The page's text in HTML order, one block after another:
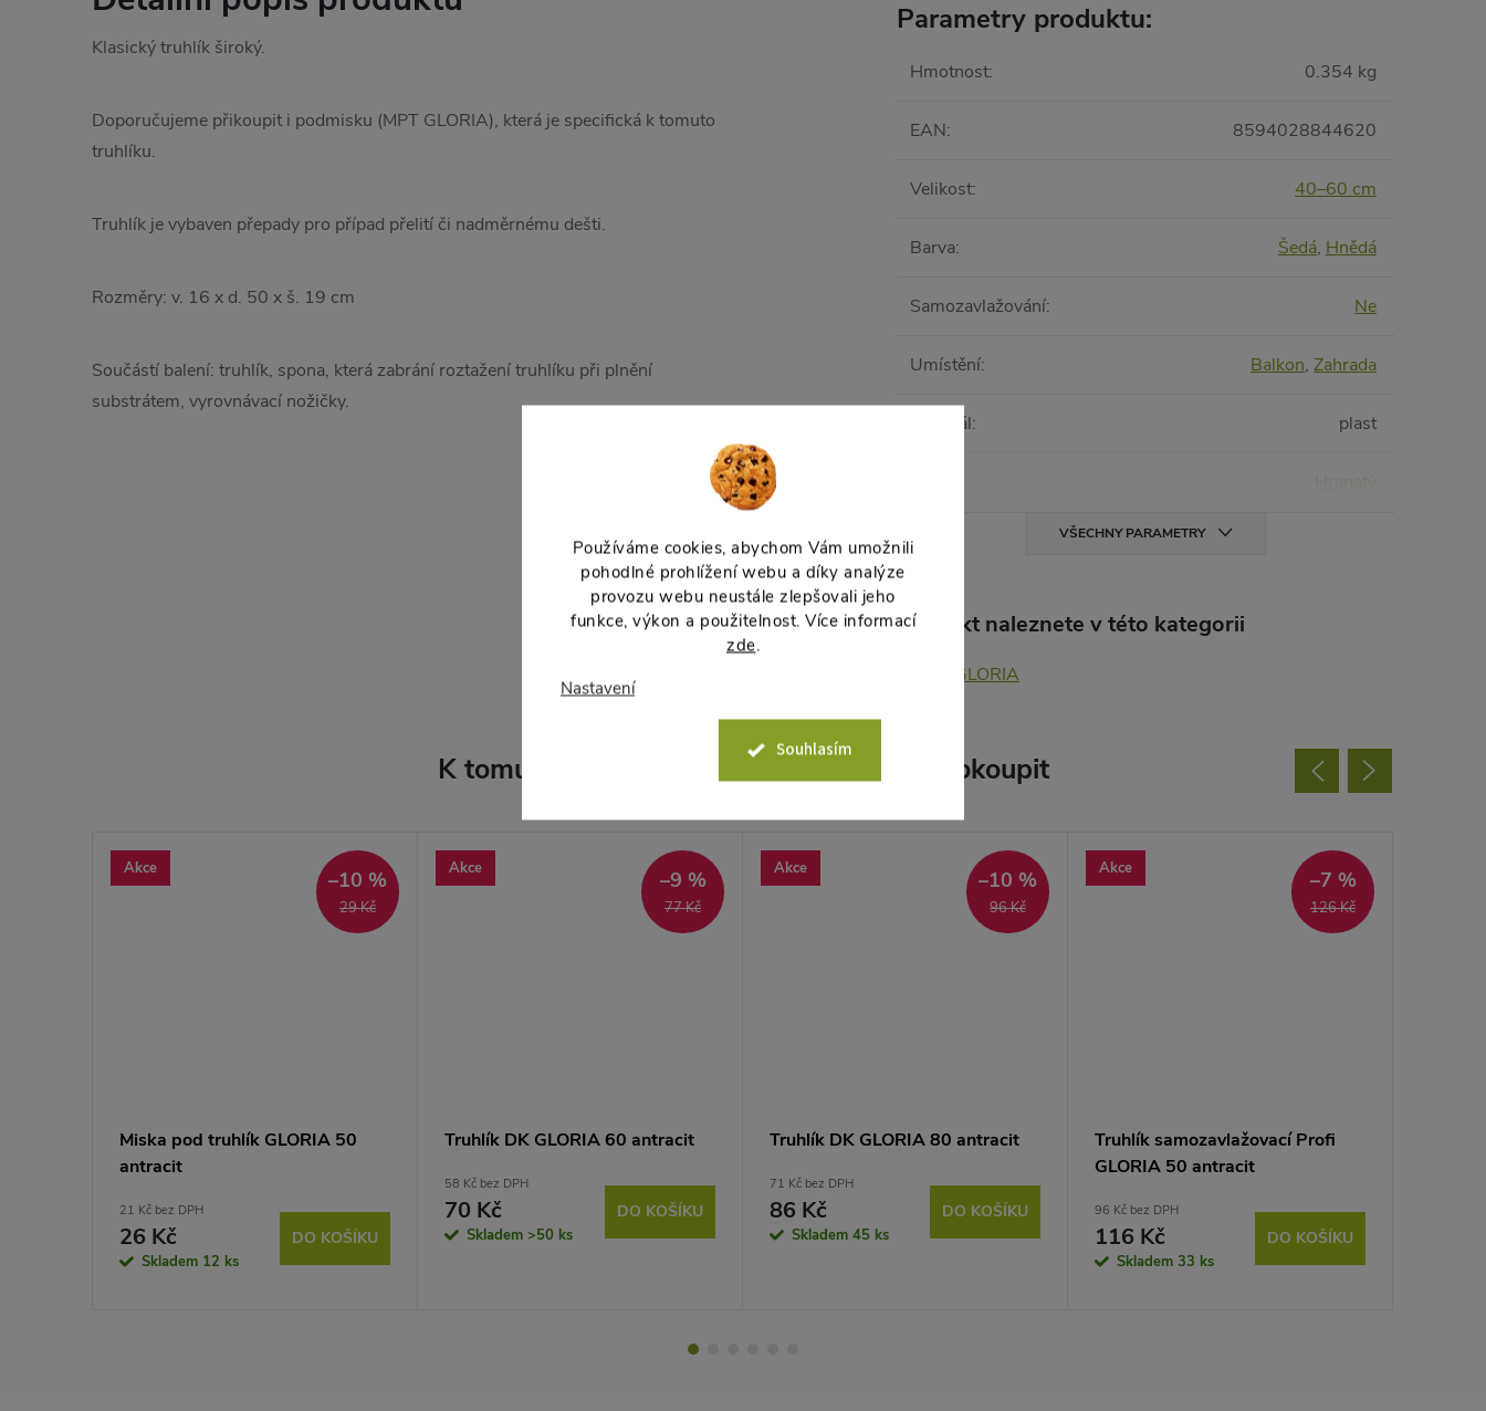
Používáme cookies, abychom Vám umožnili
pohodlné prohlížení webu a díky analýze
provozu webu neustále zlepšovali jeho
funkce, výkon a použitelnost. Více informací
zde.
Nastavení
Souhlasím
Klasický truhlík široký.
Doporučujeme přikoupit i podmisku (MPT GLORIA), která je specifická k tomuto
truhlíku.
Truhlík je vybaven přepady pro případ přelití či nadměrnému dešti.
Rozměry: v. 16 x d. 50 x š. 19 cm
Součástí balení: truhlík, spona, která zabrání roztažení truhlíku při plnění
substrátem, vyrovnávací nožičky.
Parametry produktu:
Hmotnost: 0.354 kg
EAN: 8594028844620
Velikost: 40–60 cm
Barva: Šedá, Hnědá
Samozavlažování: Ne
Umístění: Balkon, Zahrada
Materiál: plast
Hranatý
VŠECHNY PARAMETRY
Produkt naleznete v této kategorii
DK GLORIA
K tomuto produktu doporučujeme ještě dokoupit
Akce
29 Kč
–10 %
Miska pod truhlík GLORIA 50
antracit
21 Kč bez DPH
26 Kč
Skladem 12 ks
DO KOŠÍKU
Akce
77 Kč
–9 %
Truhlík DK GLORIA 60 antracit
58 Kč bez DPH
70 Kč
Skladem >50 ks
DO KOŠÍKU
Akce
96 Kč
–10 %
Truhlík DK GLORIA 80 antracit
71 Kč bez DPH
86 Kč
Skladem 45 ks
DO KOŠÍKU
Akce
126 Kč
–7 %
Truhlík samozavlažovací Profi
GLORIA 50 antracit
96 Kč bez DPH
116 Kč
Skladem 33 ks
DO KOŠÍKU